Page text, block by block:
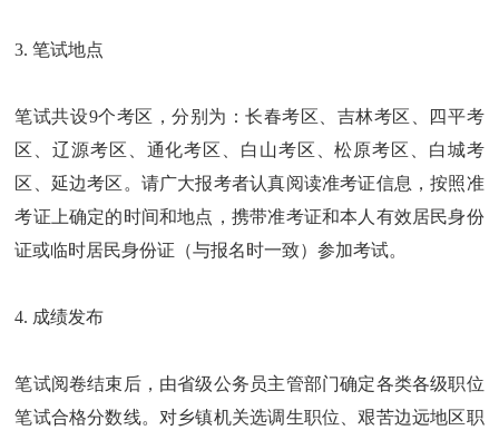
3. 笔试地点
笔试共设9个考区，分别为：长春考区、吉林考区、四平考
区、辽源考区、通化考区、白山考区、松原考区、白城考
区、延边考区。请广大报考者认真阅读准考证信息，按照准
考证上确定的时间和地点，携带准考证和本人有效居民身份
证或临时居民身份证（与报名时一致）参加考试。
4. 成绩发布
笔试阅卷结束后，由省级公务员主管部门确定各类各级职位
笔试合格分数线。对乡镇机关选调生职位、艰苦边远地区职